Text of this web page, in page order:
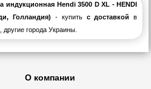
индукционная Hendi 3500 D XL - HENDI
Голландия)- купить с доставкой
в
, другие города Украины.
О компании